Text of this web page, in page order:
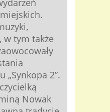
w tym także
„Synkopa 2”.
Nowak